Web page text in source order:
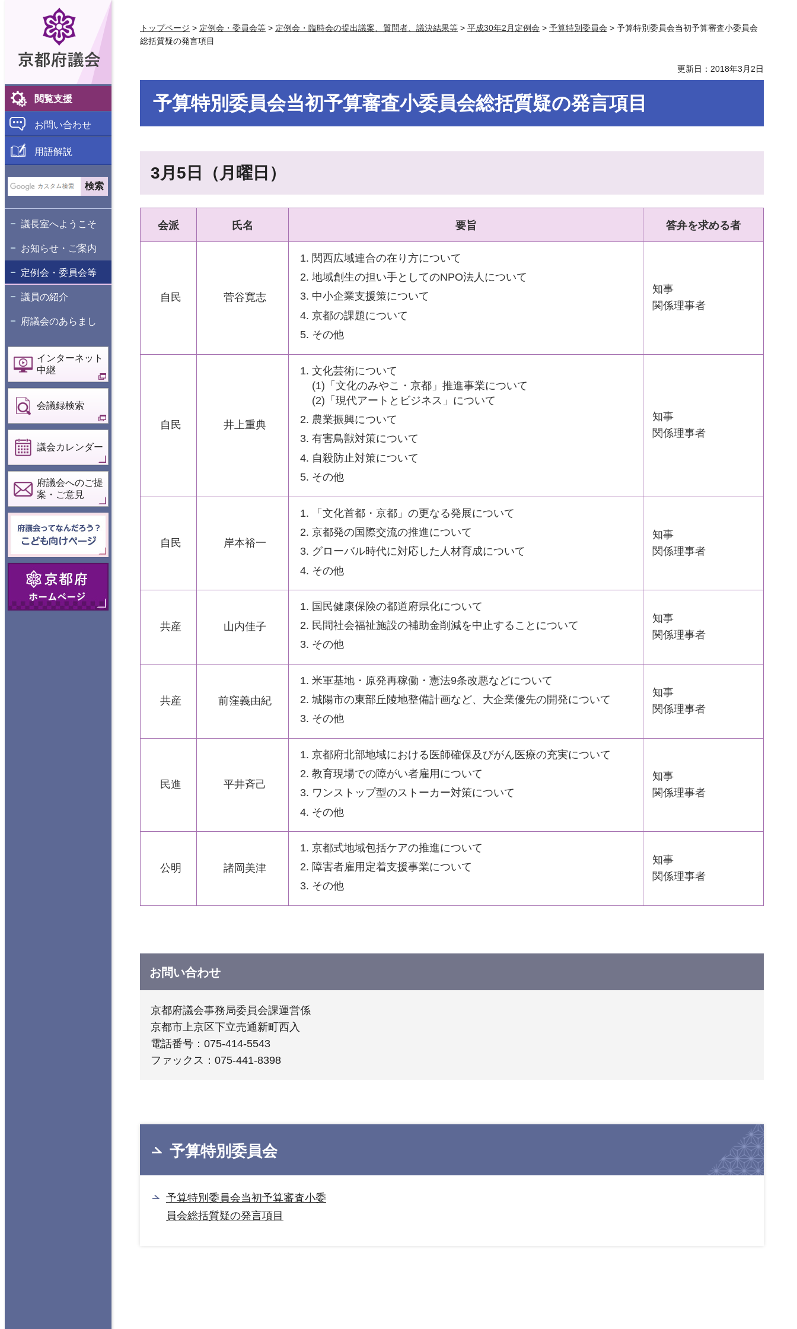
京都府議会
閲覧支援
お問い合わせ
用語解説
議長室へようこそ
お知らせ・ご案内
定例会・委員会等
議員の紹介
府議会のあらまし
インターネット
中継
会議録検索
議会カレンダー
府議会へのご提
案・ご意見
府議会ってなん
だろう？こども
向けページ
京都府ホームペ
ージ
トップページ > 定例会・委員会等 > 定例会・臨時会の提出議案、質問者、議決結果等 > 平成30年2月定例会 > 予算特別委員会 > 予算特別委員会当初予算審査小委員会
総括質疑の発言項目
更新日：2018年3月2日
予算特別委員会当初予算審査小委員会総括質疑の発言項目
3月5日（月曜日）
会派 氏名 要旨 答弁を求める者
自民 菅谷寛志
関西広域連合の在り方について
地域創生の担い手としてのNPO法人について
中小企業支援策について
京都の課題について
その他
知事
関係理事者
自民 井上重典
文化芸術について
(1)「文化のみやこ・京都」推進事業について
(2)「現代アートとビジネス」について
農業振興について
有害鳥獣対策について
自殺防止対策について
その他
知事
関係理事者
自民 岸本裕一
「文化首都・京都」の更なる発展について
京都発の国際交流の推進について
グローバル時代に対応した人材育成について
その他
知事
関係理事者
共産 山内佳子
国民健康保険の都道府県化について
民間社会福祉施設の補助金削減を中止することについて
その他
知事
関係理事者
共産 前窪義由紀
米軍基地・原発再稼働・憲法9条改悪などについて
城陽市の東部丘陵地整備計画など、大企業優先の開発について
その他
知事
関係理事者
民進 平井斉己
京都府北部地域における医師確保及びがん医療の充実について
教育現場での障がい者雇用について
ワンストップ型のストーカー対策について
その他
知事
関係理事者
公明 諸岡美津
京都式地域包括ケアの推進について
障害者雇用定着支援事業について
その他
知事
関係理事者
お問い合わせ
京都府議会事務局委員会課運営係
京都市上京区下立売通新町西入
電話番号：075-414-5543
ファックス：075-441-8398
予算特別委員会
予算特別委員会当初予算審査小委
員会総括質疑の発言項目